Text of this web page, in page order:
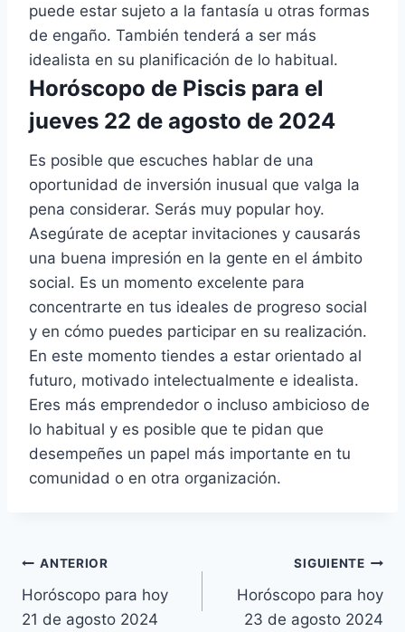
puede estar sujeto a la fantasía u otras formas
de engaño. También tenderá a ser más
idealista en su planificación de lo habitual.
Horóscopo de Piscis para el
jueves 22 de agosto de 2024
Es posible que escuches hablar de una
oportunidad de inversión inusual que valga la
pena considerar. Serás muy popular hoy.
Asegúrate de aceptar invitaciones y causarás
una buena impresión en la gente en el ámbito
social. Es un momento excelente para
concentrarte en tus ideales de progreso social
y en cómo puedes participar en su realización.
En este momento tiendes a estar orientado al
futuro, motivado intelectualmente e idealista.
Eres más emprendedor o incluso ambicioso de
lo habitual y es posible que te pidan que
desempeñes un papel más importante en tu
comunidad o en otra organización.
Navegación
de
ANTERIOR
Horóscopo para hoy
21 de agosto 2024
SIGUIENTE
Horóscopo para hoy
23 de agosto 2024